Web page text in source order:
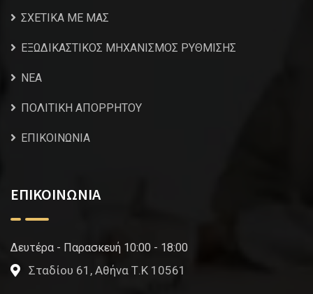
ΣΧΕΤΙΚΑ ΜΕ ΜΑΣ
ΕΞΩΔΙΚΑΣΤΙΚΟΣ ΜΗΧΑΝΙΣΜΟΣ ΡΥΘΜΙΣΗΣ
NEA
ΠΟΛΙΤΙΚΗ ΑΠΟΡΡΗΤΟΥ
ΕΠΙΚΟΙΝΩΝΙΑ
ΕΠΙΚΟΙΝΩΝΙΑ
Δευτέρα - Παρασκευή 10:00 - 18:00
Σταδίου 61, Αθήνα Τ.Κ 10561